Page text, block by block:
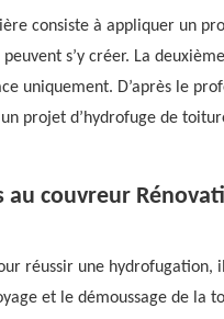
consiste à appliquer un
s’y créer. La
uniquement. D’après le
projet d’hydrofuge de
couvreur
réussir une hydrofugation,
et le démoussage de la